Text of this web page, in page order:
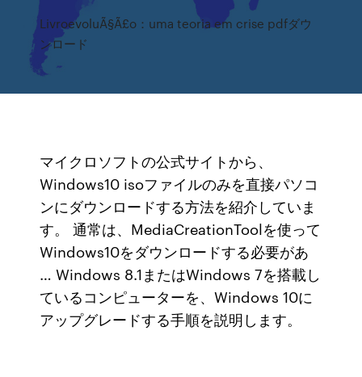
LivroevoluÃ§Ã£o：uma teoria em crise pdfダウ
ンロード
マイクロソフトの公式サイトから、
Windows10 isoファイルのみを直接パソコ
ンにダウンロードする方法を紹介していま
す。 通常は、MediaCreationToolを使って
Windows10をダウンロードする必要があ
… Windows 8.1またはWindows 7を搭載し
ているコンピューターを、Windows 10に
アップグレードする手順を説明します。